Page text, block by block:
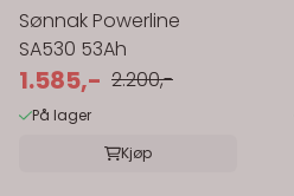
Sønnak Powerline
SA530 53Ah
1.585,- 2.200,-
På lager
Kjøp